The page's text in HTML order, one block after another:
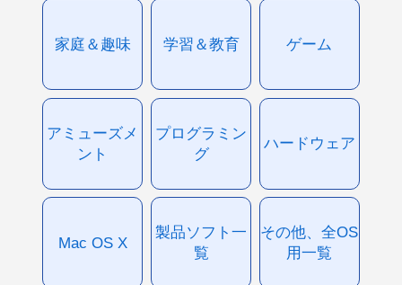
家庭＆趣味 学習＆教育 ゲーム
アミューズメ
ント
プログラミン
グ
ハードウェア
Mac OS X
製品ソフト一
覧
その他、全OS
用一覧